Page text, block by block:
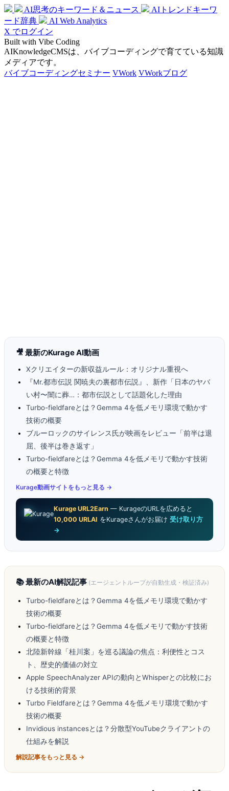
AI思考のキーワード＆ニュース
AIトレンドキーワ
ード辞典
AI Web Analytics
X でログイン
Built with Vibe Coding
AIKnowledgeCMSは、バイブコーディングで育てている知識
メディアです。
バイブコーディングセミナー VWork VWorkブログ
🎥 最新のKurage AI動画
Xクリエイターの新収益ルール：オリジナル重視へ
『Mr.都市伝説 関暁夫の裏都市伝説』、新作「日本のヤバ
い村〜闇に葬…：都市伝説として話題化した理由
Turbo-fieldfareとは？Gemma 4を低メモリ環境で動かす
技術の概要
ブルーロックのサイレンス氏が映画をレビュー「前半は退
屈、後半は巻き返す」
Turbo-fieldfareとは？Gemma 4を低メモリで動かす技術
の概要と特徴
Kurage動画サイトをもっと見る →
Kurage URL2Earn — KurageのURLを広めると
10,000 URLAI をKurageさんがお届け 受け取り方
→
📚 最新のAI解説記事 (エージェントループが自動生成・検証済み)
Turbo-fieldfareとは？Gemma 4を低メモリ環境で動かす
技術の概要
Turbo-fieldfareとは？Gemma 4を低メモリで動かす技術
の概要と特徴
北陸新幹線「桂川案」を巡る議論の焦点：利便性とコス
ト、歴史的価値の対立
Apple SpeechAnalyzer APIの動向とWhisperとの比較にお
ける技術的背景
Turbo Fieldfareとは？Gemma 4を低メモリ環境で動かす
技術の概要
Invidious instancesとは？分散型YouTubeクライアントの
仕組みを解説
解説記事をもっと見る →